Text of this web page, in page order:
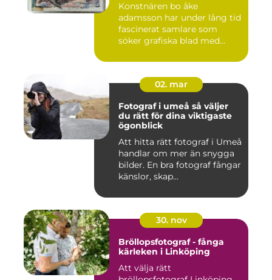
Konstnären bo åke
adamsson har under lång tid
fascinerat samlare som
söker grafiska blad med
02. mar
Fotograf i umeå så väljer
du rätt för dina viktigaste
ögonblick
Att hitta rätt fotograf i Umeå
handlar om mer än snygga
bilder. En bra fotograf fångar
känslor, skap...
30. nov
Bröllopsfotograf - fånga
kärleken i Linköping
Att välja rätt